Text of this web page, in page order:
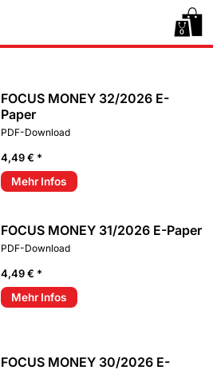
0
FOCUS MONEY 32/2026 E-
Paper
PDF-Download
4,49 € *
Mehr Infos
FOCUS MONEY 31/2026 E-Paper
PDF-Download
4,49 € *
Mehr Infos
FOCUS MONEY 30/2026 E-